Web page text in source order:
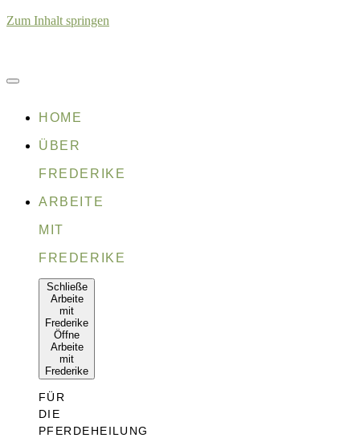
Zum Inhalt springen
HOME
ÜBER
FREDERIKE
ARBEITE
MIT
FREDERIKE
Schließe
Arbeite
mit
Frederike
Öffne
Arbeite
mit
Frederike
FÜR
DIE
PFERDEHEILUNG